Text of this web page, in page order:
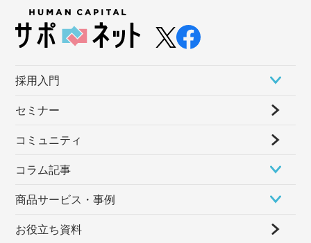
採⽤⼊⾨
セミナー
コミュニティ
コラム記事
商品サービス・事例
お役立ち資料